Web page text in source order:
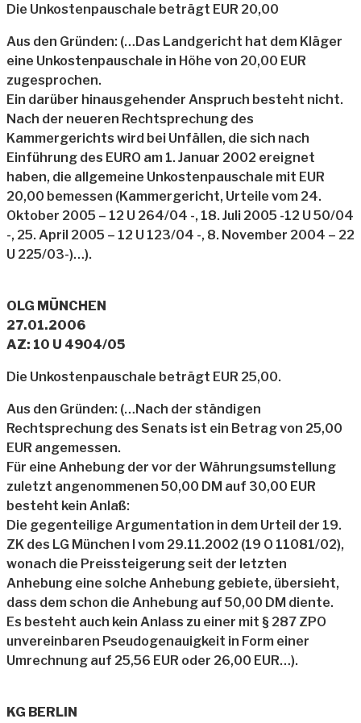
Die Unkostenpauschale beträgt EUR 20,00
Aus den Gründen: (…Das Landgericht hat dem Kläger
eine Unkostenpauschale in Höhe von 20,00 EUR
zugesprochen.
Ein darüber hinausgehender Anspruch besteht nicht.
Nach der neueren Rechtsprechung des
Kammergerichts wird bei Unfällen, die sich nach
Einführung des EURO am 1. Januar 2002 ereignet
haben, die allgemeine Unkostenpauschale mit EUR
20,00 bemessen (Kammergericht, Urteile vom 24.
Oktober 2005 – 12 U 264/04 -‚ 18. Juli 2005 -12 U 50/04
-‚ 25. April 2005 – 12 U 123/04 -‚ 8. November 2004 – 22
U 225/03-)…).
OLG MÜNCHEN
27.01.2006
AZ: 10 U 4904/05
Die Unkostenpauschale beträgt EUR 25,00.
Aus den Gründen: (…Nach der ständigen
Rechtsprechung des Senats ist ein Betrag von 25,00
EUR angemessen.
Für eine Anhebung der vor der Währungsumstellung
zuletzt angenommenen 50,00 DM auf 30,00 EUR
besteht kein Anlaß:
Die gegenteilige Argumentation in dem Urteil der 19.
ZK des LG München I vom 29.11.2002 (19 O 11081/02),
wonach die Preissteigerung seit der letzten
Anhebung eine solche Anhebung gebiete, übersieht,
dass dem schon die Anhebung auf 50,00 DM diente.
Es besteht auch kein Anlass zu einer mit § 287 ZPO
unvereinbaren Pseudogenauigkeit in Form einer
Umrechnung auf 25,56 EUR oder 26,00 EUR…).
KG BERLIN